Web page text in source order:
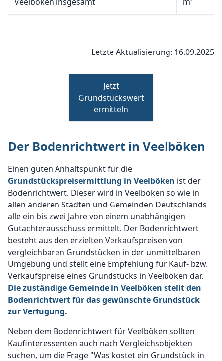
Letzte Aktualisierung: 16.09.2025
Jetzt
Grundstückswert
ermitteln
Der Bodenrichtwert in Veelböken
Einen guten Anhaltspunkt für die
Grundstückspreisermittlung in Veelböken ist der
Bodenrichtwert. Dieser wird in Veelböken so wie in
allen anderen Städten und Gemeinden Deutschlands
alle ein bis zwei Jahre von einem unabhängigen
Gutachterausschuss ermittelt. Der Bodenrichtwert
besteht aus den erzielten Verkaufspreisen von
vergleichbaren Grundstücken in der unmittelbaren
Umgebung und stellt eine Empfehlung für Kauf- bzw.
Verkaufspreise eines Grundstücks in Veelböken dar.
Die zuständige Gemeinde in Veelböken stellt den
Bodenrichtwert für das gewünschte Grundstück
zur Verfügung.
Neben dem Bodenrichtwert für Veelböken sollten
Kaufinteressenten auch nach Vergleichsobjekten
suchen, um die Frage "Was kostet ein Grundstück in